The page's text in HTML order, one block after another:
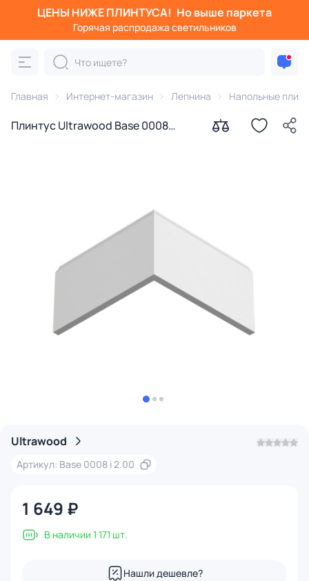
ЦЕНЫ НИЖЕ ПЛИНТУСА! Но выше паркета
Горячая распродажа светильников
Главная Интернет-магазин Лепнина Напольные
Плинтус Ultrawood Base 0008
Ultrawood
Артикул: Base 0008 i 2.00
1 649 ₽
В наличии 1 171 шт.
Нашли дешевле?